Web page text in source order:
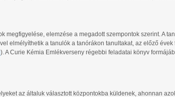
megfigyelése, elemzése a megadott szempontok szerint. A
elmélyíthetik a tanulók a tanórákon tanultakat, az előző
). A Curie Kémia Emlékverseny régebbi feladatai könyv
az általuk választott központokba küldenek, ahonnan